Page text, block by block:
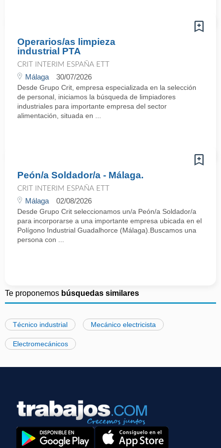
Operarios/as limpieza
industrial PTA
CRIT INTERIM ESPAÑA ETT
Málaga 30/07/2026
Desde Grupo Crit, empresa especializada en la selección
de personal, iniciamos la búsqueda de limpiadores
industriales para importante empresa del sector
alimentación, situada en ...
Peón/a Soldador/a - Málaga.
CRIT INTERIM ESPAÑA ETT
Málaga 02/08/2026
Desde Grupo Crit seleccionamos un/a Peón/a Soldador/a
para incorporarse a una importante empresa ubicada en el
Polígono Industrial Guadalhorce (Málaga).Buscamos una
persona con ...
Te proponemos búsquedas similares
Técnico industrial Mecánico electricista
Electromecánicos